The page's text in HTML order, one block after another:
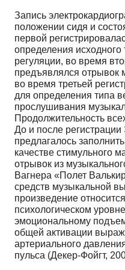
Запись
положении сидя и
первой
определения исходного
регуляции, во время
предъявлялся отрывок
во время третьей
для определения типа
прослушивания
Продолжительность
До и после
предлагалось
качестве стимульного
отрывок из
Вагнера «Полет
средств музыкальной
произведение
психологическом
эмоциональному
общей активации
артериального
пульса (Декер-Фойгт,